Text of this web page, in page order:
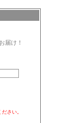
届け！
さい。